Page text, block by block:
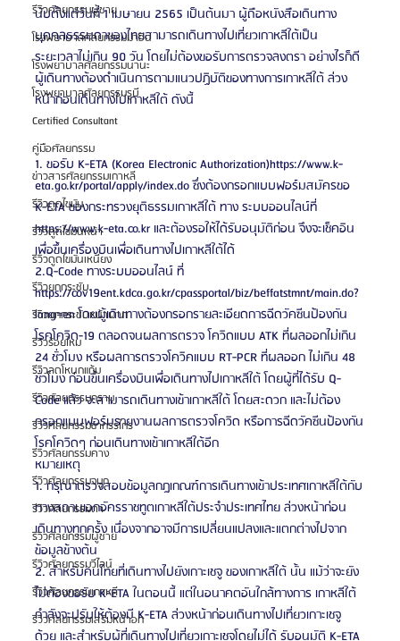
รีวิวศัลยกรรมผู้ชาย
โรงพยาบาลศัลยกรรมมาอิน
โรงพยาบาลศัลยกรรมนานะ
โรงพยาบาลศัลยกรรมรูบี
Certified Consultant
คู่มือศัลยกรรม
ข่าวสารศัลยกรรมเกาหลี
รีวิวดูดไขมัน
รีวิวดูดไขมันหน้า
รีวิวดูดไขมันเหนียง
รีวิวยกกระชับ
รีวิวยกกระชับหน้าผาก
รีวิวร้อยไหม
รีวิวลดโหนกแก้ม
รีวิวศัลยกรรมกราม
รีวิวศัลยกรรมขากรรไกร
รีวิวศัลยกรรมคาง
รีวิวศัลยกรรมจมูก
รีวิวศัลยกรรมตา
รีวิวศัลยกรรมผู้ชาย
รีวิวศัลยกรรมวีไลน์
รีวิวศัลยกรรมเกาหลี
รีวิวศัลยกรรมเสริมหน้าอก
นับตั้งแต่วันที่ 1 เมษายน 2565 เป็นต้นมา ผู้ถือหนังสือเดินทาง
บุคคลธรรมดาของไทยสามารถเดินทางไปเที่ยวเกาหลีใต้เป็น
ระยะเวลาไม่เกิน 90 วัน โดยไม่ต้องขอรับการตรวจลงตรา อย่างไรก็ดี
ผู้เดินทางต้องดำเนินการตามแนวปฏิบัติของทางการเกาหลีใต้ ล่วง
หน้าก่อนเดินทางไปเกาหลีใต้ ดังนี้
1. ขอรับ K-ETA (Korea Electronic Authorization)https://www.k-
eta.go.kr/portal/apply/index.do ซึ่งต้องกรอกแบบฟอร์มสมัครขอ
K-ETA ของกระทรวงยุติธรรมเกาหลีใต้ ทาง ระบบออนไลน์ที่
https://www.k-eta.co.kr และต้องรอให้ได้รับอนุมัติก่อน จึงจะเช็คอิน
เพื่อขึ้นเครื่องบินเพื่อเดินทางไปเกาหลีใต้ได้
2.Q-Code ทางระบบออนไลน์ ที่
https://cov19ent.kdca.go.kr/cpassportal/biz/beffatstmnt/main.do?
lang=en โดยผู้เดินทางต้องกรอกรายละเอียดการฉีดวัคซีนป้องกัน
โรคโควิด-19 ตลอดจนผลการตรวจ โควิดแบบ ATK ที่ผลออกไม่เกิน
24 ชั่วโมง หรือผลการตรวจโควิคแบบ RT-PCR ที่ผลออก ไม่เกิน 48
ชั่วโมง ก่อนขึ้นเครื่องบินเพื่อเดินทางไปเกาหลีใต้ โดยผู้ที่ได้รับ Q-
Code แล้ว จะสามารถเดินทางเข้าเกาหลีใต้ โดยสะดวก และไม่ต้อง
กรอกแบบฟอร์มรายงานผลการตรวจโควิด หรือการฉีดวัคซีนป้องกัน
โรคโควิดๆ ก่อนเดินทางเข้าเกาหลีใต้อีก
หมายเหตุ
1. กรุณาตรวจสอบข้อมูลกฎเกณฑ์การเดินทางเข้าประเทศเกาหลีใต้กับ
ทางสถานเอกอัครราชทูตเกาหลีใต้ประจำประเทศไทย ล่วงหน้าก่อน
เดินทางทุกครั้ง เนื่องจากอาจมีการเปลี่ยนแปลงและแตกต่างไปจาก
ข้อมูลข้างต้น
2. สำหรับคนไทยที่เดินทางไปยังเกาะเชจู ของเกาหลีใต้ นั้น แม้ว่าจะยัง
ไม่ต้องขอรับ K-ETA ในตอนนี้ แต่ในอนาคตอันใกล้ทางการ เกาหลีใต้
กำลังจะปรับให้ต้องมี K-ETA ล่วงหน้าก่อนเดินทางไปเที่ยวเกาะเชจู
ด้วย และสำหรับผู้ที่เดินทางไปเที่ยวเกาะเชจูโดยไม่ได้ รับอนุมัติ K-ETA